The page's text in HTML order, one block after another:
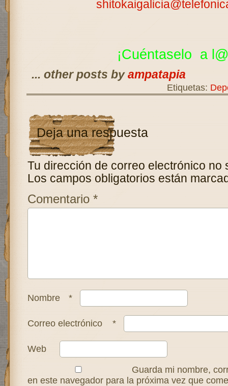
¡Cuéntaselo a
... other posts byampatapia
Etiquetas:
Deja una respuesta
Tu dirección de correo electrónico no
Los campos obligatorios están
Comentario *
Nombre *
Correo electrónico *
Web
Guarda mi nombre,
en este navegador para la próxima vez que